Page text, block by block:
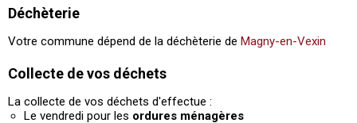
Déchèterie
Votre commune dépend de la déchèterie de Magny-en-Vexin
Collecte de vos déchets
La collecte de vos déchets d'effectue :
Le vendredi pour les ordures ménagères